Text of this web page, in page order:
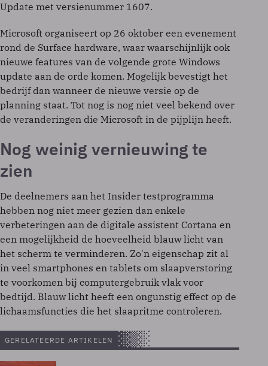
Update met versienummer 1607.
Microsoft organiseert op 26 oktober een evenement
rond de Surface hardware, waar waarschijnlijk ook
nieuwe features van de volgende grote Windows
update aan de orde komen. Mogelijk bevestigt het
bedrijf dan wanneer de nieuwe versie op de
planning staat. Tot nog is nog niet veel bekend over
de veranderingen die Microsoft in de pijplijn heeft.
Nog weinig vernieuwing te
zien
De deelnemers aan het Insider testprogramma
hebben nog niet meer gezien dan enkele
verbeteringen aan de digitale assistent Cortana en
een mogelijkheid de hoeveelheid blauw licht van
het scherm te verminderen. Zo'n eigenschap zit al
in veel smartphones en tablets om slaapverstoring
te voorkomen bij computergebruik vlak voor
bedtijd. Blauw licht heeft een ongunstig effect op de
lichaamsfuncties die het slaapritme controleren.
GERELATEERDE ARTIKELEN